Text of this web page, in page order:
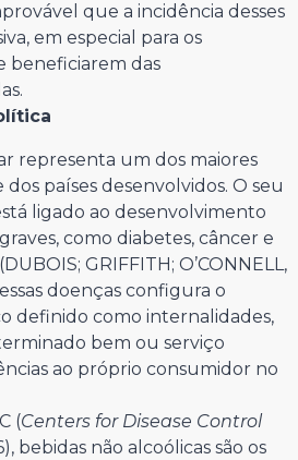
que a incidência desses
em especial para os
beneficiarem das
representa um dos maiores
dos países desenvolvidos. O seu
ligado ao desenvolvimento
como diabetes, câncer e
GRIFFITH; O’CONNELL,
doenças configura o
definido como internalidades,
bem ou serviço
ao próprio consumidor no
(Centers for Disease Control
bebidas não alcoólicas são os